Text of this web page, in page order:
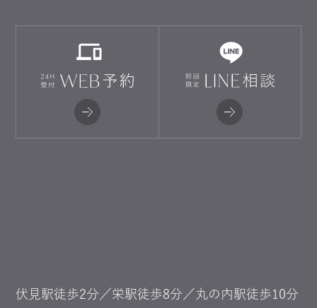
伏見駅徒歩2分／栄駅徒歩8分／丸の内駅徒歩10分